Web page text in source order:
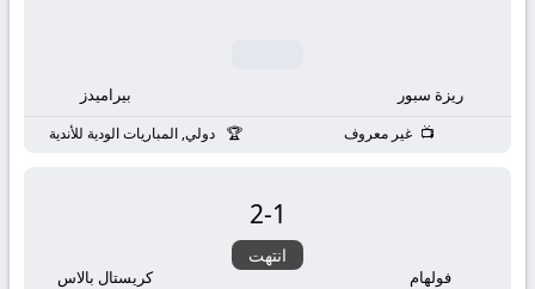
ريزة سبور بيراميدز
غير معروف دولي, المباريات الودية للأندية
فولهام
1
-
2
انتهت
كريستال بالاس